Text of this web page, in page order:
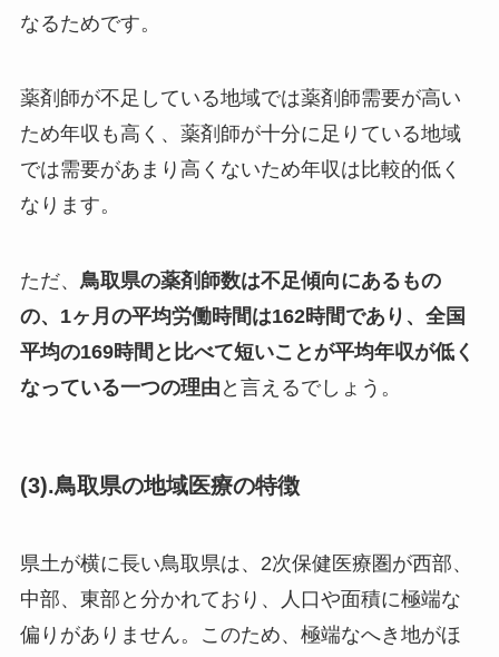
なるためです。
薬剤師が不足している地域では薬剤師需要が高い
ため年収も高く、薬剤師が十分に足りている地域
では需要があまり高くないため年収は比較的低く
なります。
ただ、 鳥取県の薬剤師数は不足傾向にあるもの
の、1ヶ月の平均労働時間は162時間であり、全国
平均の169時間と比べて短いことが平均年収が低く
なっている一つの理由 と言えるでしょう。
(3).鳥取県の地域医療の特徴
県土が横に長い鳥取県は、2次保健医療圏が西部、
中部、東部と分かれており、人口や面積に極端な
偏りがありません。このため、極端なへき地がほ